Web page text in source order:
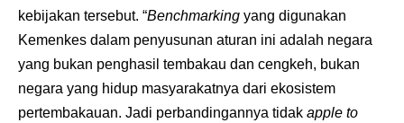
kebijakan tersebut. “Benchmarking yang digunakan
Kemenkes dalam penyusunan aturan ini adalah negara
yang bukan penghasil tembakau dan cengkeh, bukan
negara yang hidup masyarakatnya dari ekosistem
pertembakauan. Jadi perbandingannya tidak apple to